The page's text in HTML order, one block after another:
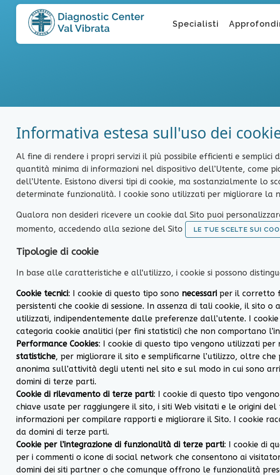
Specialisti
Informativa estesa sull'uso dei
Al fine di rendere i propri servizi il più possibile efficienti e
quantità minima di informazioni nel dispositivo dell’Utente, come
dell’Utente. Esistono diversi tipi di cookie, ma sostanzialmente
determinate funzionalità. I cookie sono utilizzati per migliorare la
Qualora non desideri ricevere un cookie dal Sito puoi
momento, accedendo alla sezione del Sito
LE TUE SCELTE SUI
Tipologie di cookie
In base alle caratteristiche e all'utilizzo, i cookie si possono
Cookie tecnici: I cookie di questo tipo sono necessari per il corretto
persistenti che cookie di sessione. In assenza di tali cookie, il sito
utilizzati, indipendentemente dalle preferenze dall’utente. I
categoria cookie analitici (per fini statistici) che non comportano
Performance Cookies: I cookie di questo tipo vengono utilizzati
statistiche, per migliorare il sito e semplificarne l’utilizzo, oltre
anonima sull’attività degli utenti nel sito e sul modo in cui sono
domini di terze parti.
Cookie di rilevamento di terze parti: I cookie di questo tipo
chiave usate per raggiungere il sito, i siti Web visitati e le origini
informazioni per compilare rapporti e migliorare il Sito. I cookie
da domini di terze parti.
Cookie per l’integrazione di funzionalità di terze parti: I cookie di
per i commenti o icone di social network che consentono ai
domini dei siti partner o che comunque offrono le funzionalità